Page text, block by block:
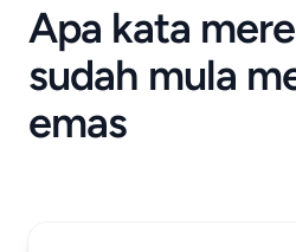
Apa kata
sudah mula
emas